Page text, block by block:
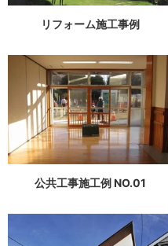
リフォーム施工事例
公共工事施工例 NO.01